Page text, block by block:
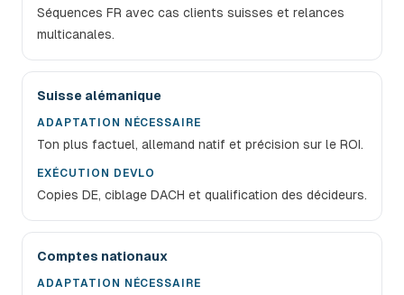
Séquences FR avec cas clients suisses et relances
multicanales.
Suisse alémanique
ADAPTATION NÉCESSAIRE
Ton plus factuel, allemand natif et précision sur le ROI.
EXÉCUTION DEVLO
Copies DE, ciblage DACH et qualification des décideurs.
Comptes nationaux
ADAPTATION NÉCESSAIRE